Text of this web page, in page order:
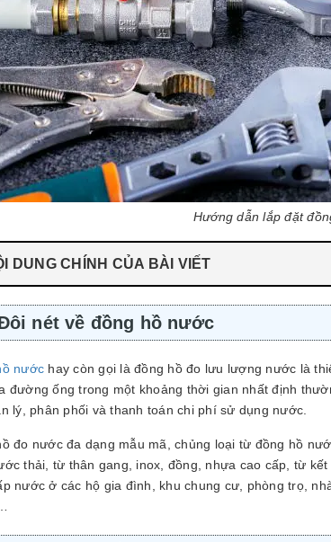
Hướng dẫn lắp đặt
DUNG CHÍNH CỦA BÀI VIẾT
nét về đồng hồ nước
nước hay còn gọi là đồng hồ đo lưu lượng nước là
đường ống trong một khoảng thời gian nhất định
lý, phân phối và thanh toán chi phí sử dụng nước.
đo nước đa dạng mẫu mã, chủng loại từ đồng hồ
thải, từ thân gang, inox, đồng, nhựa cao cấp, từ
nước ở các hộ gia đình, khu chung cư, phòng trọ,